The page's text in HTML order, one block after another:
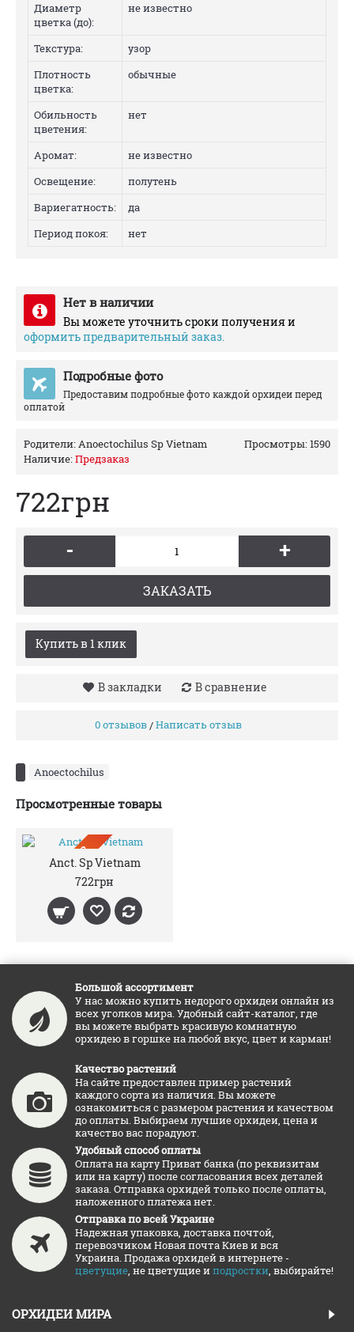
Диаметр
цветка (до):
не известно
Текстура:
узор
Плотность
цветка:
обычные
Обильность
цветения:
нет
Аромат:
не известно
Освещение:
полутень
Вариегатность:
да
Период покоя:
нет
Нет в наличии
Вы можете уточнить сроки получения и
оформить предварительный заказ.
Подробные фото
Предоставим подробные фото каждой орхидеи перед
оплатой
Просмотры: 1590
Родители:Anoectochilus Sp Vietnam
Наличие:Предзаказ
722грн
- +
ЗАКАЗАТЬ
Купить в 1 клик
В закладки В сравнение
0 отзывов/Написать отзыв
Anoectochilus
Просмотренные товары
ПРЕДЗАКАЗ
Anct. Sp Vietnam
722грн
Большой ассортимент
У нас можно купить недорого орхидеи онлайн из
всех уголков мира. Удобный сайт-каталог, где
вы можете выбрать красивую комнатную
орхидею в горшке на любой вкус, цвет и карман!
Качество растений
На сайте предоставлен пример растений
каждого сорта из наличия. Вы можете
ознакомиться с размером растения и качеством
до оплаты. Выбираем лучшие орхидеи, цена и
качество вас порадуют.
Удобный способ оплаты
Оплата на карту Приват банка (по реквизитам
или на карту) после согласования всех деталей
заказа. Отправка орхидей только после оплаты,
наложенного платежа нет.
Отправка по всей Украине
Надежная упаковка, доставка почтой,
перевозчиком Новая почта Киев и вся
Украина. Продажа орхидей в интернете -
цветущие, не цветущие иподростки, выбирайте!
ОРХИДЕИ МИРА